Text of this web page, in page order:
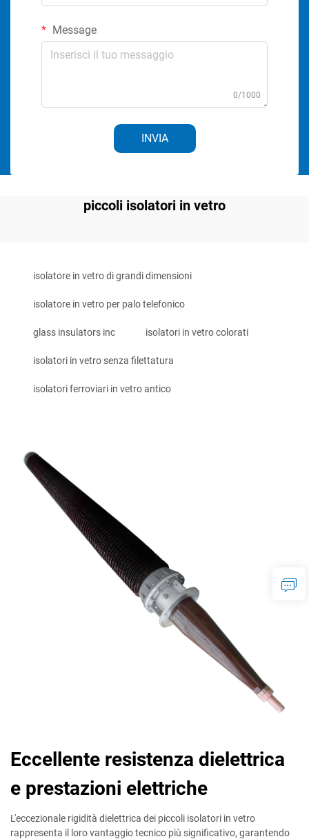
Message
0/1000
INVIA
piccoli isolatori in vetro
isolatore in vetro di grandi dimensioni
isolatore in vetro per palo telefonico
glass insulators inc isolatori in vetro colorati
isolatori in vetro senza filettatura
isolatori ferroviari in vetro antico
Eccellente resistenza dielettrica
e prestazioni elettriche
L'eccezionale rigidità dielettrica dei piccoli isolatori in vetro
rappresenta il loro vantaggio tecnico più significativo, garantendo